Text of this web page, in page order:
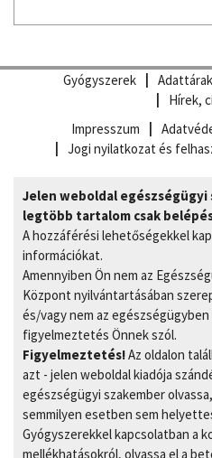
Gyógyszerek Adattárak
Hírek,
Impresszum
Jogi nyilatkozat és
Jelen weboldal egészségügyi
legtöbb tartalom csak
A hozzáférési lehetőségekkel
információkat.
Amennyiben Ön nem az
Központ nyilvántartásában
és/vagy nem az
figyelmeztetés Önnek szól.
Figyelmeztetés!Az oldalon
azt - jelen weboldal kiadója
egészségügyi szakember
semmilyen esetben sem
Gyógyszerekkel kapcsolatban a
mellékhatásokról, olvassa el a